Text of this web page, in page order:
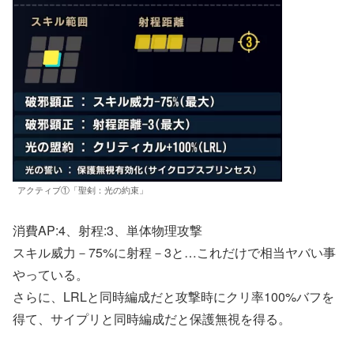
アクティブ①「聖剣：光の約束」
消費AP:4、射程:3、単体物理攻撃
スキル威力－75%に射程－3と…これだけで相当ヤバい事
やっている。
さらに、LRLと同時編成だと攻撃時にクリ率100%バフを
得て、サイプリと同時編成だと保護無視を得る。